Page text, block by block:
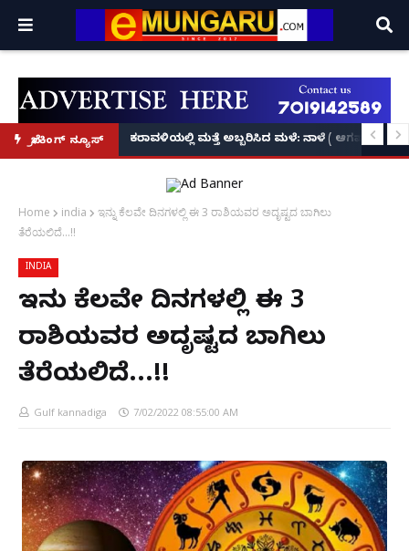
ಬ್ರೇಕಿಂಗ್ ನ್ಯೂಸ್‘ಭಕ್ತ ಪ್ರಹ್ಲಾದ’, ‘ಹೇ ರಾಮ್’!
ಕರಾವಳಿಯಲ್ಲಿ ಮತ್ತೆ ಅಬ್ಬರಿಸಿದ ಮಳೆ: ನಾಳೆ ( ಆಗಷ್ಟ್ 8)
Home india
ಇನ್ನು ಕೆಲವೇ ದಿನಗಳಲ್ಲಿ ಈ 3 ರಾಶಿಯವರ ಅದೃಷ್ಟದ ಬಾಗಿಲು
ತೆರೆಯಲಿದೆ...!!
INDIA
ಇನ್ನು ಕೆಲವೇ ದಿನಗಳಲ್ಲಿ ಈ 3
ರಾಶಿಯವರ ಅದೃಷ್ಟದ ಬಾಗಿಲು
ತೆರೆಯಲಿದೆ...!!
Gulf kannadiga 7/02/2022 08:55:00 AM